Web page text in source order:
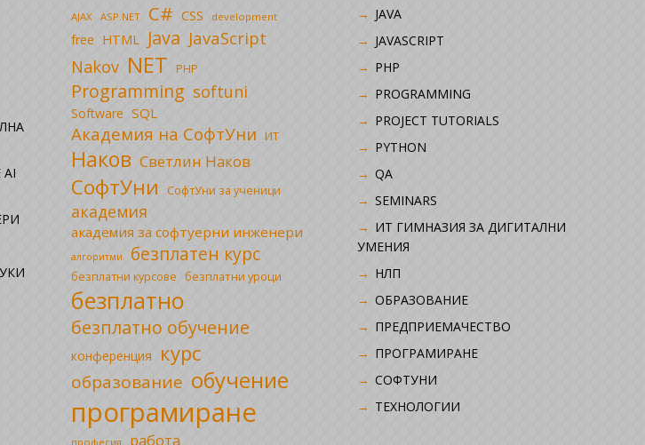
AI
AJAX ASP.NET C# CSS development
free HTML Java JavaScript
Nakov NET PHP
Programming softuni
Software SQL
Академия на СофтУни ИТ
Наков Светлин Наков
СофтУни СофтУни за ученици
академия
академия за софтуерни инженери
алгоритми безплатен курс
безплатни курсове безплатни уроци
безплатно
безплатно обучение
конференция курс
образование обучение
програмиране
професия работа
JAVA
JAVASCRIPT
PHP
PROGRAMMING
PROJECT TUTORIALS
PYTHON
QA
SEMINARS
ИТ ГИМНАЗИЯ ЗА ДИГИТАЛНИ
УМЕНИЯ
НЛП
ОБРАЗОВАНИЕ
ПРЕДПРИЕМАЧЕСТВО
ПРОГРАМИРАНЕ
СОФТУНИ
ТЕХНОЛОГИИ